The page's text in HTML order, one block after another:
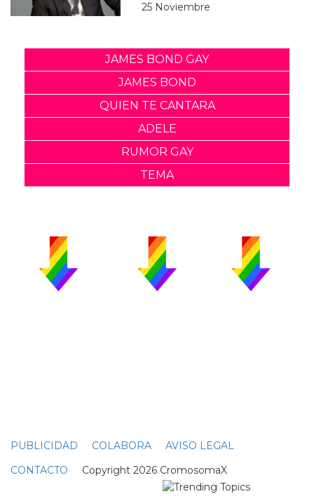
25 Noviembre
JAMES BOND GAY
JAMES BOND
QUIEN TE CANTARA
ADELE
RUMOR GAY
TEMA
PUBLICIDAD COLABORA
AVISO LEGAL
CONTACTO Copyright 2026 CromosomaX